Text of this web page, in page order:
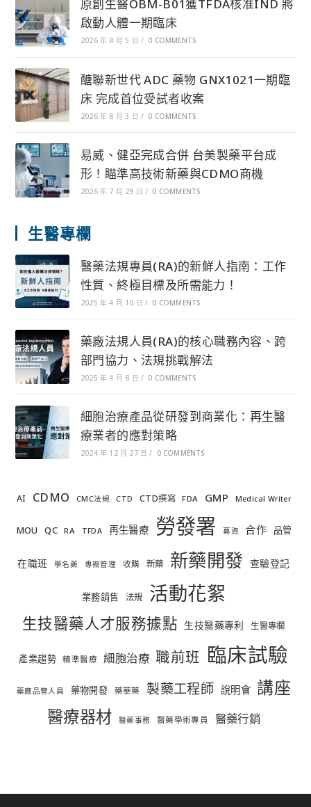
原創生醫OBM-B01獲TFDA核准IND 將
啟動人體一期臨床
2026 年 8 月 5 日 / 0 COMMENTS
醣聯新世代 ADC 藥物 GNX1021一期臨
床 完成首位受試者收案
2026 年 8 月 3 日 / 0 COMMENTS
易威、健亞完成合併 台美製藥平台成
形！瞄準高技術新藥與CDMO商機
2026 年 7 月 29 日 / 0 COMMENTS
生醫專欄
醫藥法規專員(RA)的新鮮人指南：工作
性質、終極目標及所需能力！
2025 年 4 月 10 日 / 0 COMMENTS
藥廠法規人員(RA)的核心職務內容、跨
部門協力、法規挑戰解法
2025 年 4 月 8 日 / 0 COMMENTS
細胞治療產品從研發到商業化：再生醫
療業者的應對策略
2024 年 12 月 27 日 / 0 COMMENTS
AI CDMO CMC法規 CTD CTD撰寫 FDA GMP Medical Writer
MOU QC RA TFDA 再生醫療 勞發署 募資 合作 品管
在職班 學名藥 專案管理 收購 新藥 新藥開發 查驗登記
業務銷售 法規 活動花絮
生技醫藥人才服務據點 生技醫藥專利 生醫專欄
產業趨勢 精準醫療 細胞治療 職前班 臨床試驗
藥廠品管人員 藥物開發 藥華藥 製藥工程師 說明會 講座
醫療器材 醫藥事務 醫藥學術專員 醫藥行銷